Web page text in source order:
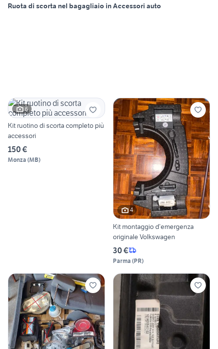
Ruota di scorta nel bagagliaio in Accessori auto
6
Kit ruotino di scorta completo più
accessori
150 €
Monza (MB)
4
Kit montaggio d’emergenza
originale Volkswagen
30 €
Parma (PR)